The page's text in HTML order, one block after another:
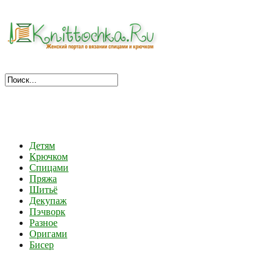
Детям
Крючком
Спицами
Пряжа
Шитьё
Декупаж
Пэчворк
Разное
Оригами
Бисер